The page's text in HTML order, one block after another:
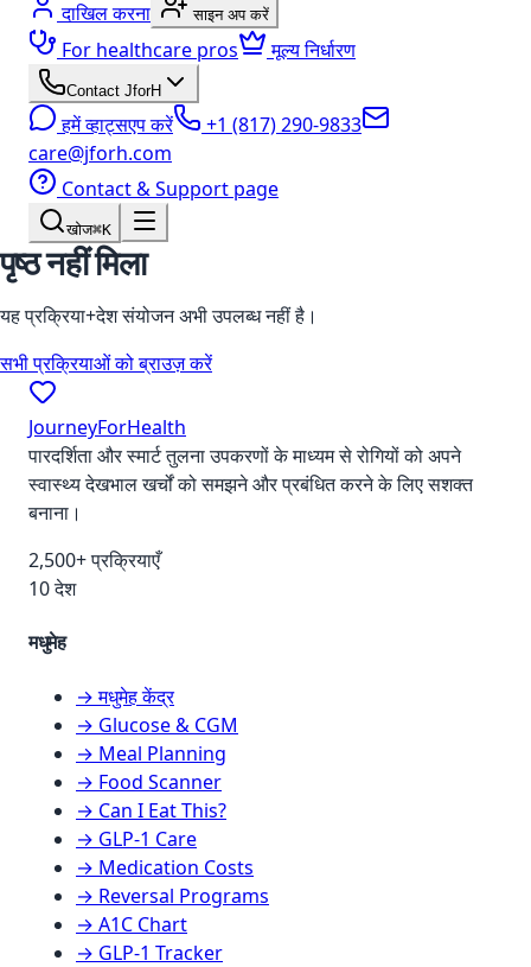
दाखिल करना साइन अप करें
For healthcare pros मूल्य निर्धारण
Contact JforH
हमें व्हाट्सएप करें
+1 (817) 290-9833
care@jforh.com
Contact & Support page
खोज⌘K
पृष्ठ नहीं मिला
यह प्रक्रिया+देश संयोजन अभी उपलब्ध नहीं है।
सभी प्रक्रियाओं को ब्राउज़ करें
JourneyForHealth
पारदर्शिता और स्मार्ट तुलना उपकरणों के माध्यम से रोगियों को अपने
स्वास्थ्य देखभाल खर्चों को समझने और प्रबंधित करने के लिए सशक्त
बनाना।
2,500+ प्रक्रियाएँ
10 देश
मधुमेह
→ मधुमेह केंद्र
→ Glucose & CGM
→ Meal Planning
→ Food Scanner
→ Can I Eat This?
→ GLP-1 Care
→ Medication Costs
→ Reversal Programs
→ A1C Chart
→ GLP-1 Tracker